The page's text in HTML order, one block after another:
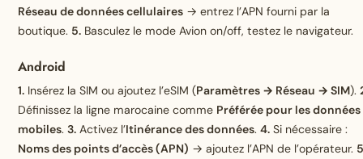
Réseau de données cellulaires → entrez l’APN fourni par la
boutique. 5. Basculez le mode Avion on/off, testez le navigateur.
Android
1. Insérez la SIM ou ajoutez l’eSIM (Paramètres → Réseau → SIM).
Définissez la ligne marocaine comme Préférée pour les données
mobiles.3. Activez l’Itinérance des données.4. Si nécessaire :
Noms des points d’accès (APN) → ajoutez l’APN de l’opérateur.